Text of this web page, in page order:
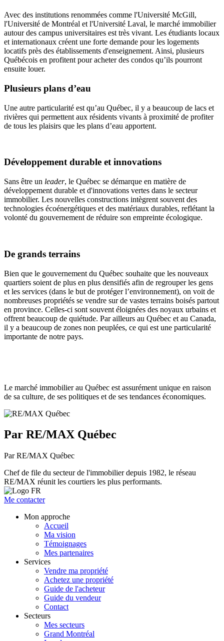
Avec des institutions renommées comme l'Université McGill,
l'Université de Montréal et l'Université Laval, le marché immobilier
autour des campus universitaires est très vivant. Les étudiants locaux
et internationaux créent une forte demande pour les logements
locatifs près des établissements d'enseignement. Ainsi, plusieurs
Québécois en profitent pour acheter des condos qu’ils pourront
ensuite louer.
Plusieurs plans d’eau
Une autre particularité est qu’au Québec, il y a beaucoup de lacs et
rivières qui permettent aux résidents vivants à proximité de profiter
de tous les plaisirs que les plans d’eau apportent.
Développement durable et innovations
Sans être un leader, le Québec se démarque en matière de
développement durable et d'innovations vertes dans le secteur
immobilier. Les nouvelles constructions intègrent souvent des
technologies écoénergétiques et des matériaux durables, reflétant la
volonté du gouvernement de réduire son empreinte écologique.
De grands terrains
Bien que le gouvernement du Québec souhaite que les nouveaux
quartiers soient de plus en plus densifiés afin de regrouper les gens
et les services (dans le but de protéger l’environnement), on voit de
nombreuses propriétés se vendre sur de vastes terrains boisés partout
en province. Celles-ci sont souvent éloignées des noyaux urbains et
offrent beaucoup de quiétude. Par ailleurs au Québec et au Canada,
il y a beaucoup de zones non peuplées, ce qui est une particularité
importante de notre pays.
Le marché immobilier au Québec est assurément unique en raison
de sa culture, de ses politiques et de ses tendances économiques.
Par RE/MAX Québec
Par RE/MAX Québec
Chef de file du secteur de l'immobilier depuis 1982, le réseau
RE/MAX réunit les courtiers les plus performants.
Me contacter
Mon approche
Accueil
Ma vision
Témoignages
Mes partenaires
Services
Vendre ma propriété
Achetez une propriété
Guide de l'acheteur
Guide du vendeur
Contact
Secteurs
Mes secteurs
Grand Montréal